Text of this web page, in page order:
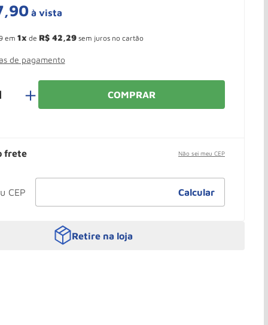
,90à vista
em 1 de R$ 42,29sem juros no cartão
de pagamento
＋ COMPRAR
frete Não sei meu CEP
Retire na loja